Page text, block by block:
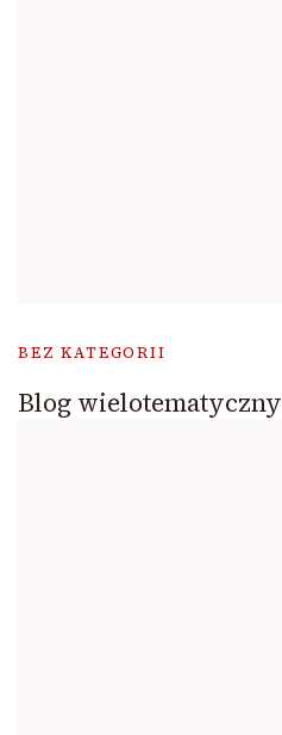
BEZ KATEGORII
Blog wielotematyczny